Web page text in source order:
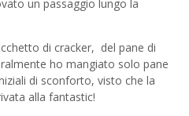
un passaggio lungo la
di cracker, del pane di
ho mangiato solo pane
di sconforto, visto che la
alla fantastic!